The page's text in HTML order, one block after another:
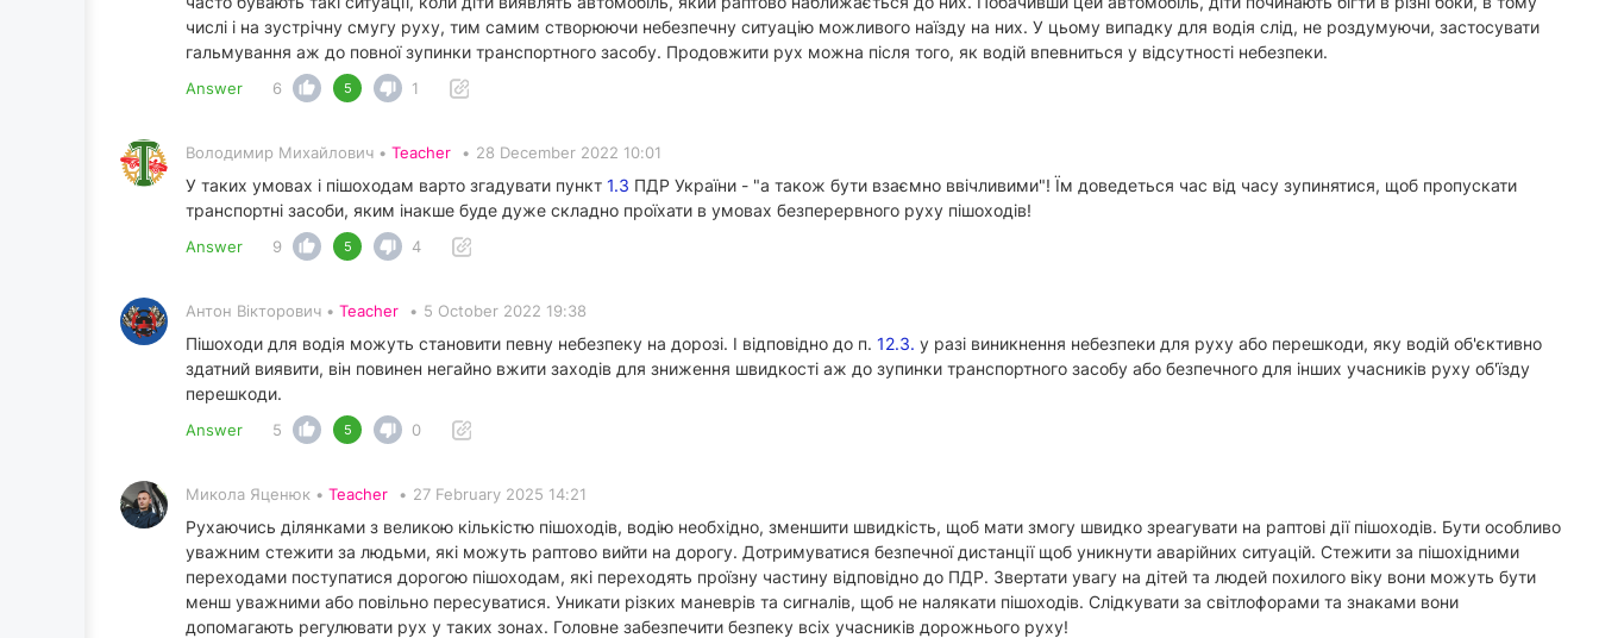
числі і на зустрічну смугу руху, тим самим створюючи небезпечну ситуацію можливого наїзду на них. У цьому випадку для водія слід, не роздумуючи, застосувати
гальмування аж до повної зупинки транспортного засобу. Продовжити рух можна після того, як водій впевниться у відсутності небезпеки.
Answer 6 5 1
Володимир Михайлович • Teacher • 28 December 2022 10:01
У таких умовах і пішоходам варто згадувати пункт 1.3 ПДР України - "а також бути взаємно ввічливими"! Їм доведеться час від часу зупинятися, щоб пропускати
транспортні засоби, яким інакше буде дуже складно проїхати в умовах безперервного руху пішоходів!
Answer 9 5 4
Антон Вікторович • Teacher • 5 October 2022 19:38
Пішоходи для водія можуть становити певну небезпеку на дорозі. І відповідно до п. 12.3. у разі виникнення небезпеки для руху або перешкоди, яку водій об'єктивно
здатний виявити, він повинен негайно вжити заходів для зниження швидкості аж до зупинки транспортного засобу або безпечного для інших учасників руху об'їзду
перешкоди.
Answer 5 5 0
Микола Яценюк • Teacher • 27 February 2025 14:21
Рухаючись ділянками з великою кількістю пішоходів, водію необхідно, зменшити швидкість, щоб мати змогу швидко зреагувати на раптові дії пішоходів. Бути особливо
уважним стежити за людьми, які можуть раптово вийти на дорогу. Дотримуватися безпечної дистанції щоб уникнути аварійних ситуацій. Стежити за пішохідними
переходами поступатися дорогою пішоходам, які переходять проїзну частину відповідно до ПДР. Звертати увагу на дітей та людей похилого віку вони можуть бути
менш уважними або повільно пересуватися. Уникати різких маневрів та сигналів, щоб не налякати пішоходів. Слідкувати за світлофорами та знаками вони
допомагають регулювати рух у таких зонах. Головне забезпечити безпеку всіх учасників дорожнього руху!